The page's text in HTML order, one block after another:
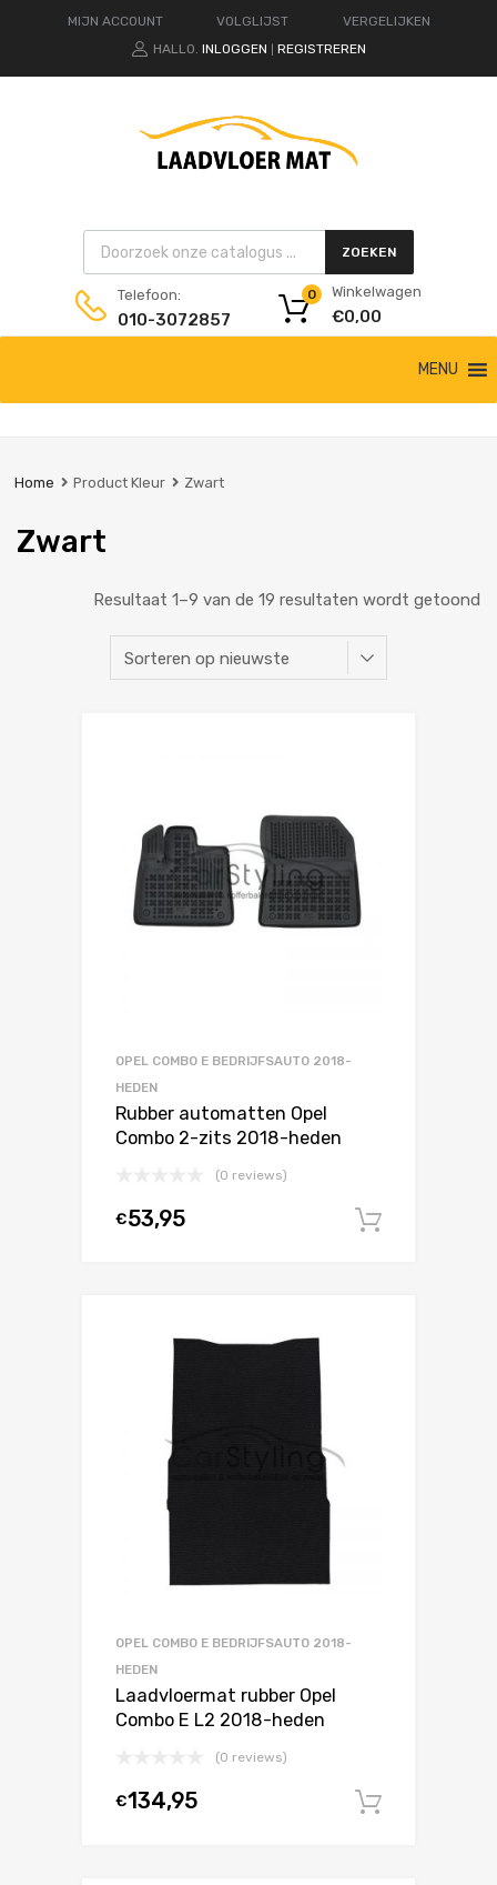
MIJN ACCOUNT VOLGLIJST
VERGELIJKEN
HALLO. INLOGGEN REGISTREREN
Products search ZOEKEN
Telefoon:
010-3072857
Winkelwagen
€0,00
0
de
MENU
Home Product Kleur Zwart
Zwart
Resultaat 1–9 van de 19 resultaten wordt getoond
OPEL COMBO E BEDRIJFSAUTO 2018-
HEDEN
Rubber automatten Opel
Combo 2-zits 2018-heden
(0 reviews)
€53,95
OPEL COMBO E BEDRIJFSAUTO 2018-
HEDEN
Laadvloermat rubber Opel
Combo E L2 2018-heden
(0 reviews)
€134,95